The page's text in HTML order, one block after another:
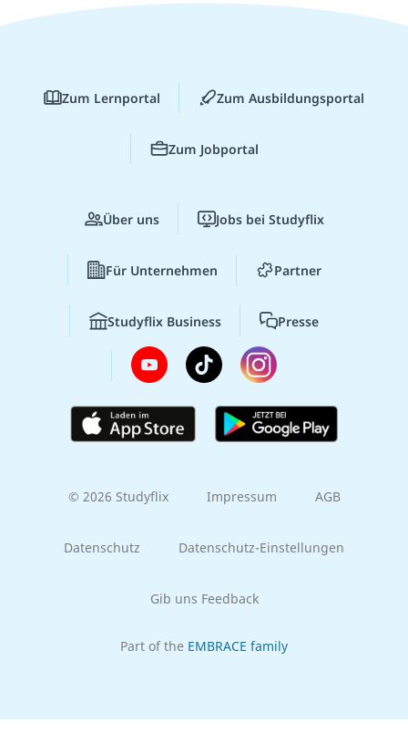
Zum Lernportal Zum Ausbildungsportal
Zum Jobportal
Über uns Jobs bei Studyflix
Für Unternehmen Partner
Studyflix Business Presse
© 2026 Studyflix Impressum AGB
Datenschutz Datenschutz-Einstellungen
Gib uns Feedback
Part of the EMBRACE family